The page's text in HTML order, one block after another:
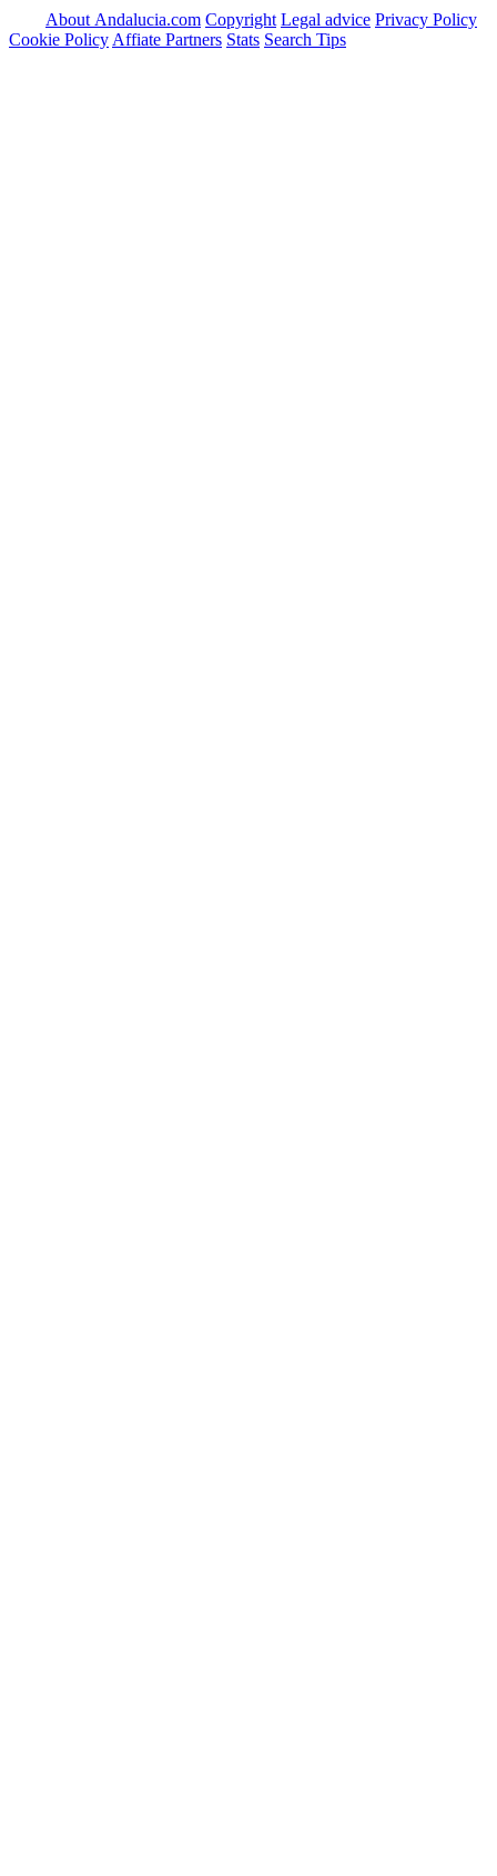
About Andalucia.com Copyright Legal advice Privacy Policy
Cookie Policy Affiate Partners Stats Search Tips